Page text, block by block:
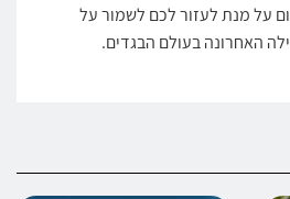
על מנת לעזור לכם לשמור על
האחרונה בעולם הבגדים.